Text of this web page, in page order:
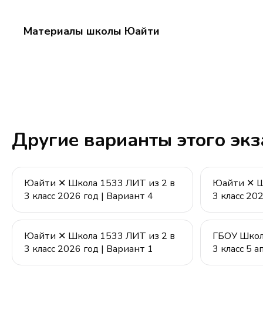
Материалы школы Юайти
Другие варианты этого
Юайти ✕ Школа 1533 ЛИТ из 2 в
3 класс 2026 год | Вариант 4
Юайти ✕
3 класс
Юайти ✕ Школа 1533 ЛИТ из 2 в
3 класс 2026 год | Вариант 1
ГБОУ
3 класс 5